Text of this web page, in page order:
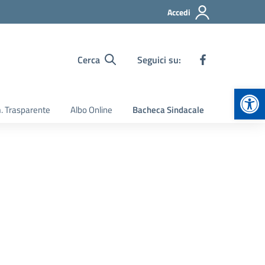
Accedi
Cerca Seguici su:
Trasparente Albo Online Bacheca Sindacale